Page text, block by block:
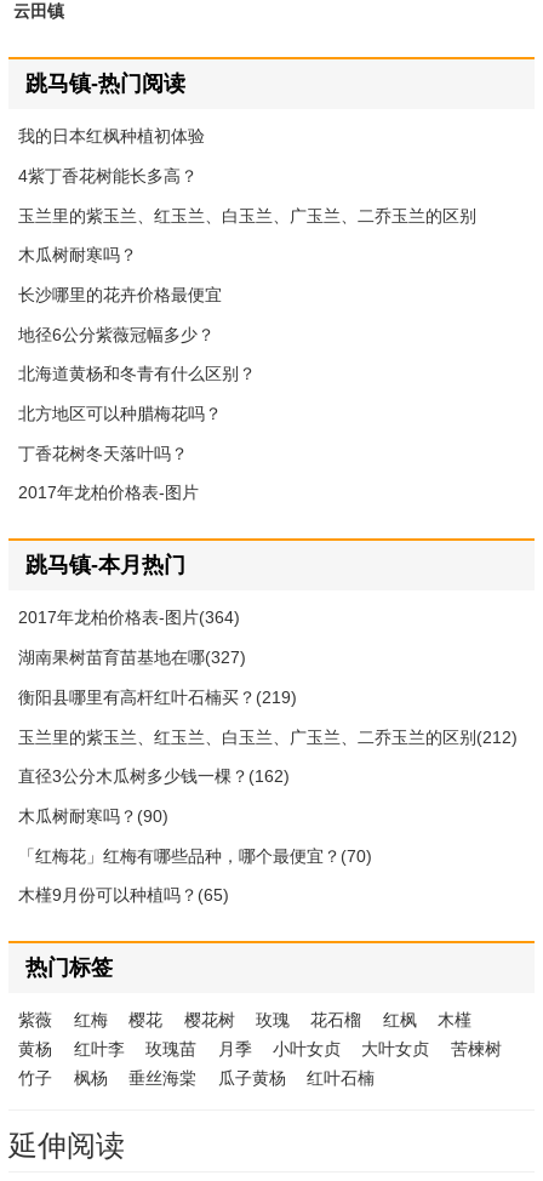
云田镇
跳马镇-热门阅读
我的日本红枫种植初体验
4紫丁香花树能长多高？
玉兰里的紫玉兰、红玉兰、白玉兰、广玉兰、二乔玉兰的区别
木瓜树耐寒吗？
长沙哪里的花卉价格最便宜
地径6公分紫薇冠幅多少？
北海道黄杨和冬青有什么区别？
北方地区可以种腊梅花吗？
丁香花树冬天落叶吗？
2017年龙柏价格表-图片
跳马镇-本月热门
2017年龙柏价格表-图片(364)
湖南果树苗育苗基地在哪(327)
衡阳县哪里有高杆红叶石楠买？(219)
玉兰里的紫玉兰、红玉兰、白玉兰、广玉兰、二乔玉兰的区别(212)
直径3公分木瓜树多少钱一棵？(162)
木瓜树耐寒吗？(90)
「红梅花」红梅有哪些品种，哪个最便宜？(70)
木槿9月份可以种植吗？(65)
热门标签
紫薇 红梅 樱花 樱花树 玫瑰 花石榴 红枫
木槿
黄杨
红叶李 玫瑰苗 月季 小叶女贞 大叶女贞
苦楝树
竹子
枫杨 垂丝海棠 瓜子黄杨 红叶石楠
延伸阅读